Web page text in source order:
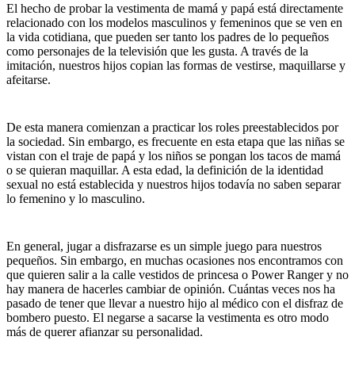
El hecho de probar la vestimenta de mamá y papá está directamente
relacionado con los modelos masculinos y femeninos que se ven en
la vida cotidiana, que pueden ser tanto los padres de lo pequeños
como personajes de la televisión que les gusta. A través de la
imitación, nuestros hijos copian las formas de vestirse, maquillarse y
afeitarse.
De esta manera comienzan a practicar los roles preestablecidos por
la sociedad. Sin embargo, es frecuente en esta etapa que las niñas se
vistan con el traje de papá y los niños se pongan los tacos de mamá
o se quieran maquillar. A esta edad, la definición de la identidad
sexual no está establecida y nuestros hijos todavía no saben separar
lo femenino y lo masculino.
En general, jugar a disfrazarse es un simple juego para nuestros
pequeños. Sin embargo, en muchas ocasiones nos encontramos con
que quieren salir a la calle vestidos de princesa o Power Ranger y no
hay manera de hacerles cambiar de opinión. Cuántas veces nos ha
pasado de tener que llevar a nuestro hijo al médico con el disfraz de
bombero puesto. El negarse a sacarse la vestimenta es otro modo
más de querer afianzar su personalidad.